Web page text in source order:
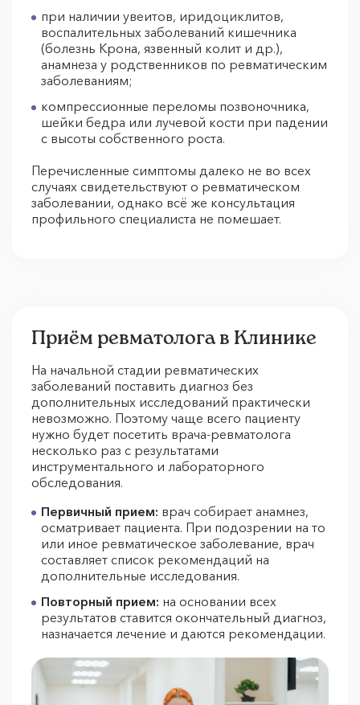
при наличии увеитов, иридоциклитов,
воспалительных заболеваний кишечника
(болезнь Крона, язвенный колит и др.),
анамнеза у родственников по ревматическим
заболеваниям;
компрессионные переломы позвоночника,
шейки бедра или лучевой кости при падении
с высоты собственного роста.
Перечисленные симптомы далеко не во всех
случаях свидетельствуют о ревматическом
заболевании, однако всё же консультация
профильного специалиста не помешает.
Приём ревматолога в Клинике
На начальной стадии ревматических
заболеваний поставить диагноз без
дополнительных исследований практически
невозможно. Поэтому чаще всего пациенту
нужно будет посетить врача-ревматолога
несколько раз с результатами
инструментального и лабораторного
обследования.
Первичный прием: врач собирает анамнез,
осматривает пациента. При подозрении на то
или иное ревматическое заболевание, врач
составляет список рекомендаций на
дополнительные исследования.
Повторный прием: на основании всех
результатов ставится окончательный диагноз,
назначается лечение и даются рекомендации.